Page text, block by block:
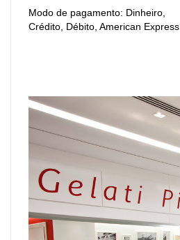
Modo de pagamento: Dinheiro,
Crédito, Débito, American Express